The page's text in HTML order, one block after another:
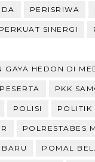
PERISRIWA
PERKUAT SINERGI
GAYA HEDON DI
PESERTA PKK
POLISI POLITIK
POLRESTABES
POMAL